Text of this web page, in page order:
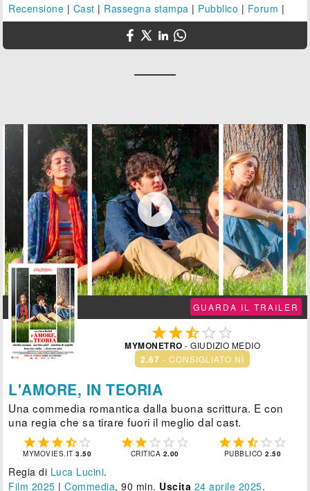
Recensione | Cast | Rassegna stampa | Pubblico | Forum |

GUARDA IL TRAILER
  
MYMONETRO - GIUDIZIO MEDIO
2.67 - CONSIGLIATO NÌ
L'AMORE, IN TEORIA
Una commedia romantica dalla buona scrittura. E con
una regia che sa tirare fuori il meglio dal cast.
    
MYMOVIES.IT3.50
    
CRITICA 2.00
    
PUBBLICO2.50
Regia di Luca Lucini.
Film 2025 |Commedia, 90 min. Uscita 24 aprile 2025.